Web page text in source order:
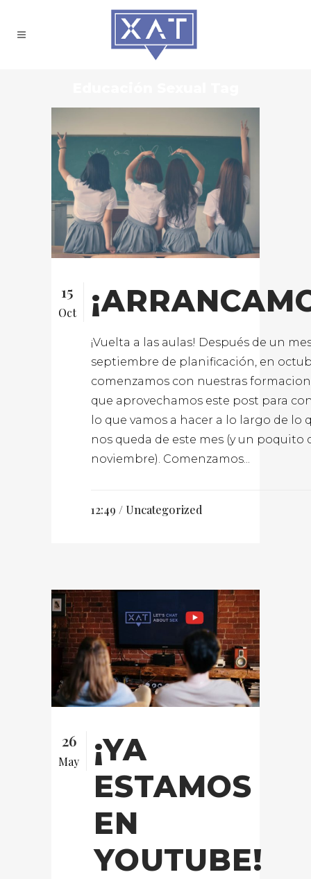
15
Oct
¡Vuelta a las aulas! Después de un
septiembre de planificación, en
comenzamos con nuestras
que aprovechamos este post para
lo que vamos a hacer a lo largo de lo
nos queda de este mes (y un poquito
noviembre). Comenzamos...
12:49 / Uncategorized
26
May
¡YA
ESTAMOS
EN
YOUTUBE!